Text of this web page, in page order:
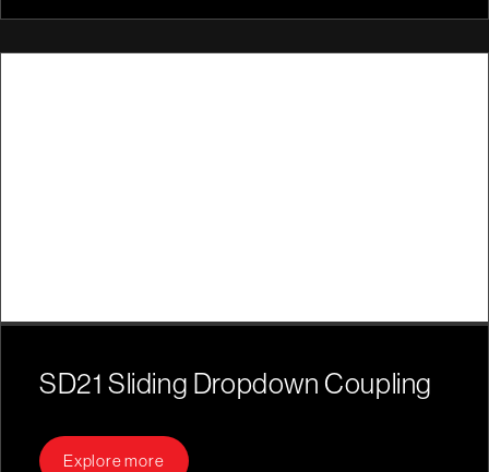
SD21 Sliding Dropdown Coupling
Explore more